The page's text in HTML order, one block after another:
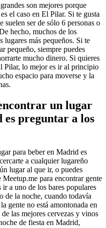
son mejores porque
el caso en El Pilar. Si te gusta
suelen ser de sólo 6 personas o
hecho, muchos de los
lugares más pequeños. Si te
pequeño, siempre puedes
mucho dinero. Si quieres
Pilar, lo mejor es ir al principio
espacio para moverse y la
un lugar
preguntar a los
para beber en Madrid es
a cualquier lugareño
lugar al que ir, o puedes
para encontrar gente
a uno de los bares populares
de la noche, cuando todavía
gente no está amontonada en
las mejores cervezas y vinos
de fiesta en Madrid,